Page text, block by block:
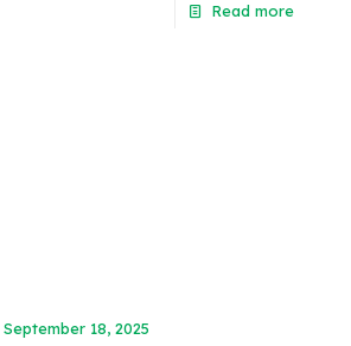
Read more
September 18, 2025